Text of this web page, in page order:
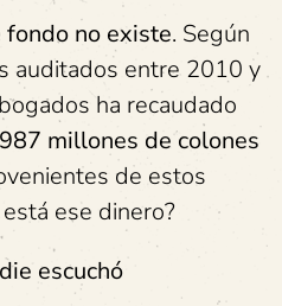
fondo no existe. Según
auditados entre 2010 y
ha recaudado
millones de colones
de estos
ese dinero?
escuchó